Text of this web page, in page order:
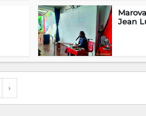
Jean
›